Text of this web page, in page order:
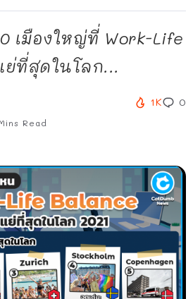
เมืองใหญ่ที่ Work-Life
ย่ที่สุดในโลก...
Read
1K 0